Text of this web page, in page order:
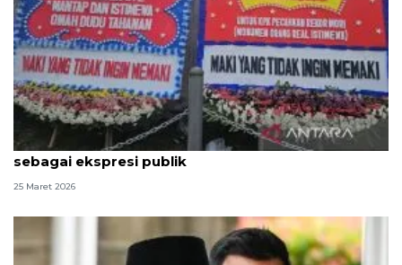
KPK nilai spanduk dan karangan bunga dari MAKI
sebagai ekspresi publik
25 Maret 2026